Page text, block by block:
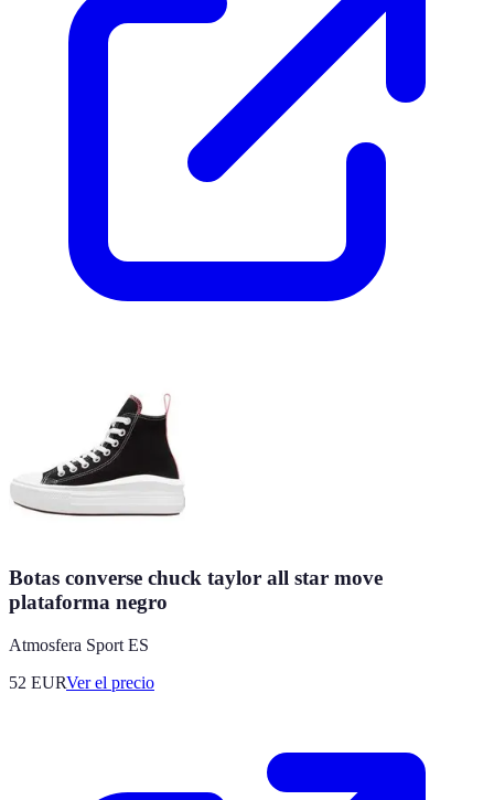
Botas converse chuck taylor all star move
plataforma negro
Atmosfera Sport ES
52 EURVer el precio